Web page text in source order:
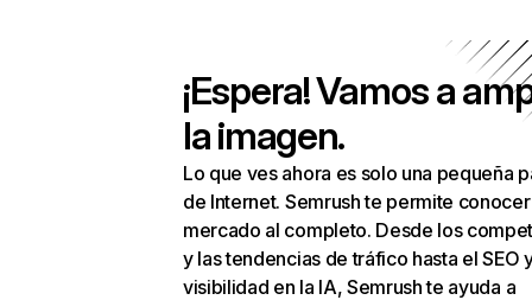
¡Espera! Vamos a
la imagen.
Lo que ves ahora es solo una pequeña
de Internet. Semrush te permite
mercado al completo. Desde los
y las tendencias de tráfico hasta el SEO
visibilidad en la IA, Semrush te ayuda a